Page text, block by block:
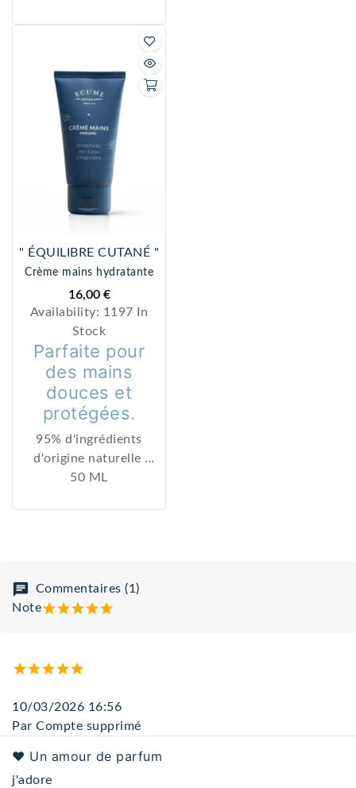
de laver la peau sans
l’agresser, la peau est
douce délicatement
parfumée et sans
rougeurs.
" ÉQUILIBRE CUTANÉ "
Crème mains hydratante
16,00 €
Availability: 1197 In
Stock
Parfaite pour
des mains
douces et
protégées.
95% d'ingrédients
d'origine naturelle
Texture innovante pour
ses vertus
véritablement
Immortelle des dunes
50 ML
Commentaires (1)
Note
10/03/2026 16:56
Par Compte supprimé
❤️ Un amour de parfum
j'adore